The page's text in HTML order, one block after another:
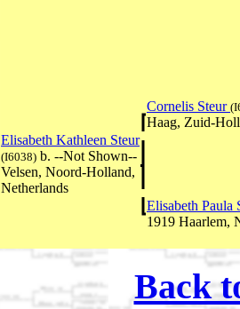
Cornelis Steur
Haag, Zuid-
Elisabeth Kathleen Steur
(I6038) b. --Not Shown--
Velsen, Noord-Holland,
Netherlands
Elisabeth Paula
1919 Haarlem,
Back